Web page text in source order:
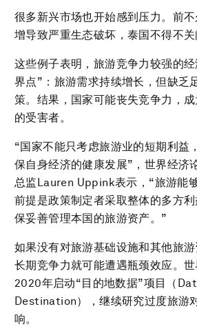
很多新兴市场也开始感到压力。前
增导致严重生态破坏，泰国不得不关
这些例子表明，旅游竞争力较强的
界点”：旅游需求持续增长，但缺乏
策。结果，国家可能丧失竞争力，
的受害者。
“国家不能只考虑旅游业的短期利益
保自身经济的健康发展”，世界经济
总监Lauren Uppink表示，“旅游能
前提是政策制定者采取整体的多方
保妥善管理本国的旅游资产。”
如果没有对旅游基础设施和其他旅游
长期竞争力就可能遭遇瓶颈效应。
2020年启动“目的地数据”项目（
Destination），继续研究过度旅游
响。